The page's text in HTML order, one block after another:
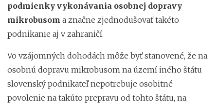
podmienky vykonávania osobnej dopravy
mikrobusom a značne zjednodušovať takéto
podnikanie aj v zahraničí.
Vo vzájomných dohodách môže byť stanovené, že na
osobnú dopravu mikrobusom na území iného štátu
slovenský podnikateľ nepotrebuje osobitné
povolenie na takúto prepravu od tohto štátu, na